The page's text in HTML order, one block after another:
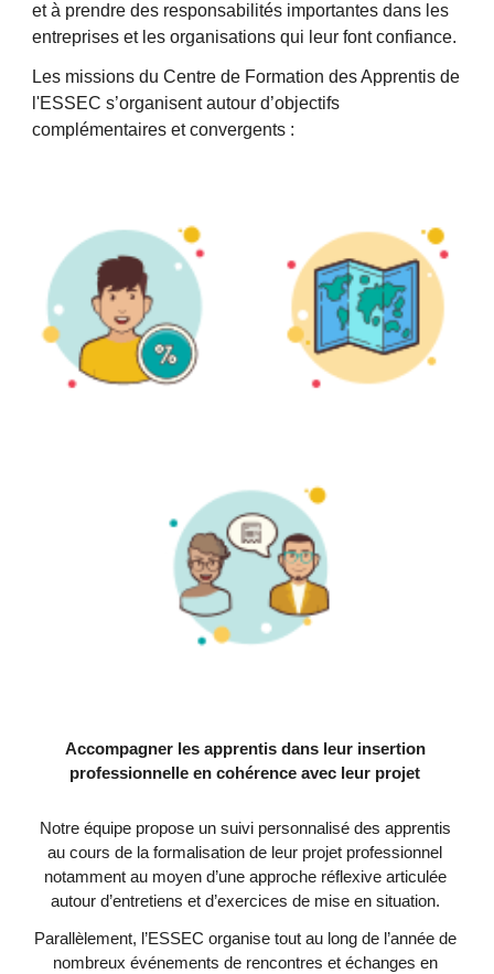
et à prendre des responsabilités importantes dans les
entreprises et les organisations qui leur font confiance.
Les missions du Centre de Formation des Apprentis de
l'ESSEC s’organisent autour d’objectifs
complémentaires et convergents :
Accompagner les apprentis dans leur insertion
professionnelle en cohérence avec leur projet
Notre équipe propose un suivi personnalisé des apprentis
au cours de la formalisation de leur projet professionnel
notamment au moyen d’une approche réflexive articulée
autour d’entretiens et d’exercices de mise en situation.
Parallèlement, l’ESSEC organise tout au long de l’année de
nombreux événements de rencontres et échanges en